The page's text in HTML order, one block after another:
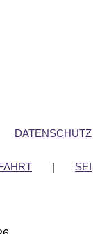
DATENSCHUTZ
| SEI